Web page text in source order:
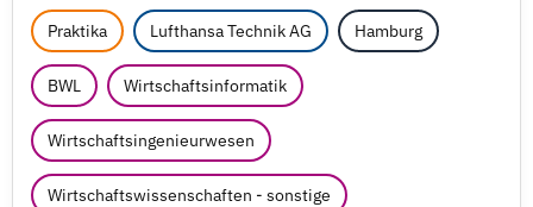
Praktika Lufthansa Technik AG Hamburg
BWL Wirtschaftsinformatik
Wirtschaftsingenieurwesen
Wirtschaftswissenschaften - sonstige